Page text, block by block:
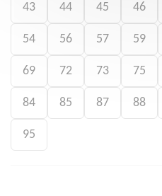
43 44 45 46
54 56 57 59
69 72 73 75
84 85 87 88
95